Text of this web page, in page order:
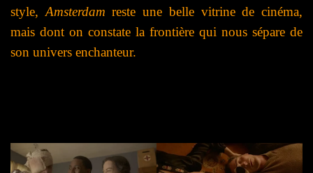
style,Amsterdam reste une belle vitrine de cinéma,
mais dont on constate la frontière qui nous sépare de
son univers enchanteur.